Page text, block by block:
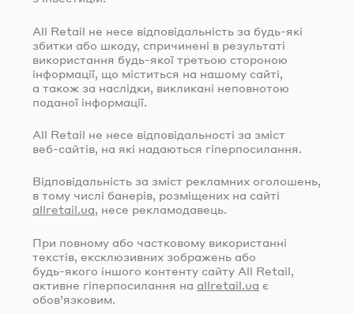
All Retail не несе відповідальність за будь-які
збитки або шкоду, спричинені в результаті
використання будь-якої третьою стороною
інформації, що міститься на нашому сайті,
а також за наслідки, викликані неповнотою
поданої інформації.
All Retail не несе відповідальності за зміст
веб-сайтів, на які надаються гіперпосилання.
Відповідальність за зміст рекламних оголошень,
в тому числі банерів, розміщених на сайті
allretail.ua, несе рекламодавець.
При повному або частковому використанні
текстів, ексклюзивних зображень або
будь-якого іншого контенту сайту All Retail,
активне гіперпосилання на allretail.ua є
обов’язковим.